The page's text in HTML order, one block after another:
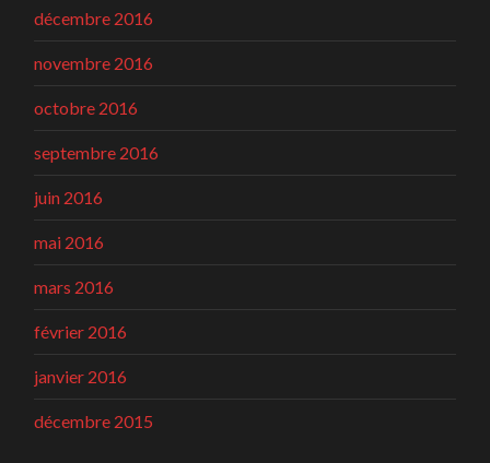
décembre 2016
novembre 2016
octobre 2016
septembre 2016
juin 2016
mai 2016
mars 2016
février 2016
janvier 2016
décembre 2015